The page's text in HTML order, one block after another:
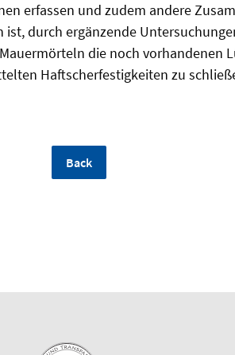
erfassen und zudem andere
ist, durch ergänzende
die noch vorhandenen
Haftscherfestigkeiten zu
Back